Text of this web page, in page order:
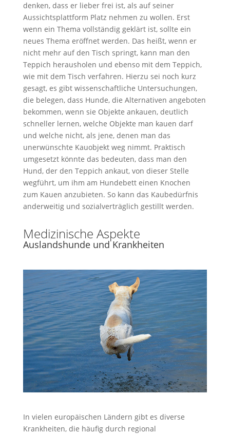
denken, dass er lieber frei ist, als auf seiner
Aussichtsplattform Platz nehmen zu wollen. Erst
wenn ein Thema vollständig geklärt ist, sollte ein
neues Thema eröffnet werden. Das heißt, wenn er
nicht mehr auf den Tisch springt, kann man den
Teppich herausholen und ebenso mit dem Teppich,
wie mit dem Tisch verfahren. Hierzu sei noch kurz
gesagt, es gibt wissenschaftliche Untersuchungen,
die belegen, dass Hunde, die Alternativen angeboten
bekommen, wenn sie Objekte ankauen, deutlich
schneller lernen, welche Objekte man kauen darf
und welche nicht, als jene, denen man das
unerwünschte Kauobjekt weg nimmt. Praktisch
umgesetzt könnte das bedeuten, dass man den
Hund, der den Teppich ankaut, von dieser Stelle
wegführt, um ihm am Hundebett einen Knochen
zum Kauen anzubieten. So kann das Kaubedürfnis
anderweitig und sozialverträglich gestillt werden.
Medizinische Aspekte
Auslandshunde und Krankheiten
In vielen europäischen Ländern gibt es diverse
Krankheiten, die häufig durch regional